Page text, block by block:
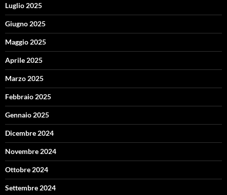
Luglio 2025
Giugno 2025
Maggio 2025
Aprile 2025
Marzo 2025
Febbraio 2025
Gennaio 2025
Dicembre 2024
Novembre 2024
Ottobre 2024
Settembre 2024